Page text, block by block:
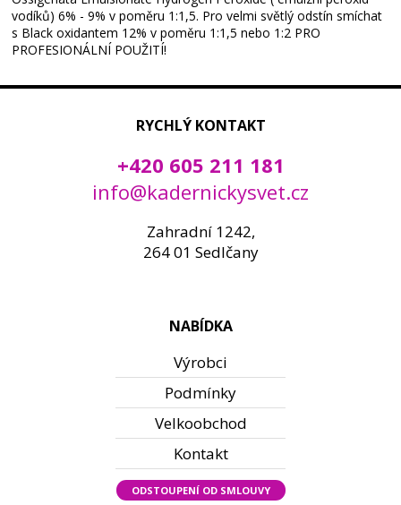
vodíků) 6% - 9% v poměru 1:1,5. Pro velmi světlý odstín smíchat
s Black oxidantem 12% v poměru 1:1,5 nebo 1:2 PRO
PROFESIONÁLNÍ POUŽITÍ!
RYCHLÝ KONTAKT
+420 605 211 181
info@kadernickysvet.cz
Zahradní 1242,
264 01 Sedlčany
NABÍDKA
Výrobci
Podmínky
Velkoobchod
Kontakt
ODSTOUPENÍ OD SMLOUVY